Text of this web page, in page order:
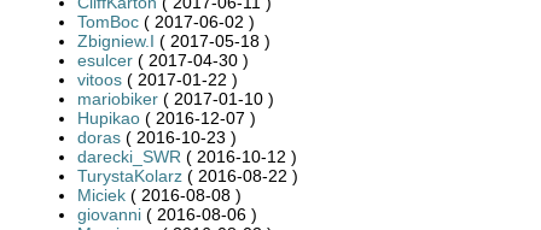
TomBoc ( 2017-06-02 )
Zbigniew.I ( 2017-05-18 )
esulcer ( 2017-04-30 )
vitoos ( 2017-01-22 )
mariobiker ( 2017-01-10 )
Hupikao ( 2016-12-07 )
doras ( 2016-10-23 )
darecki_SWR ( 2016-10-12 )
TurystaKolarz ( 2016-08-22 )
Miciek ( 2016-08-08 )
giovanni ( 2016-08-06 )